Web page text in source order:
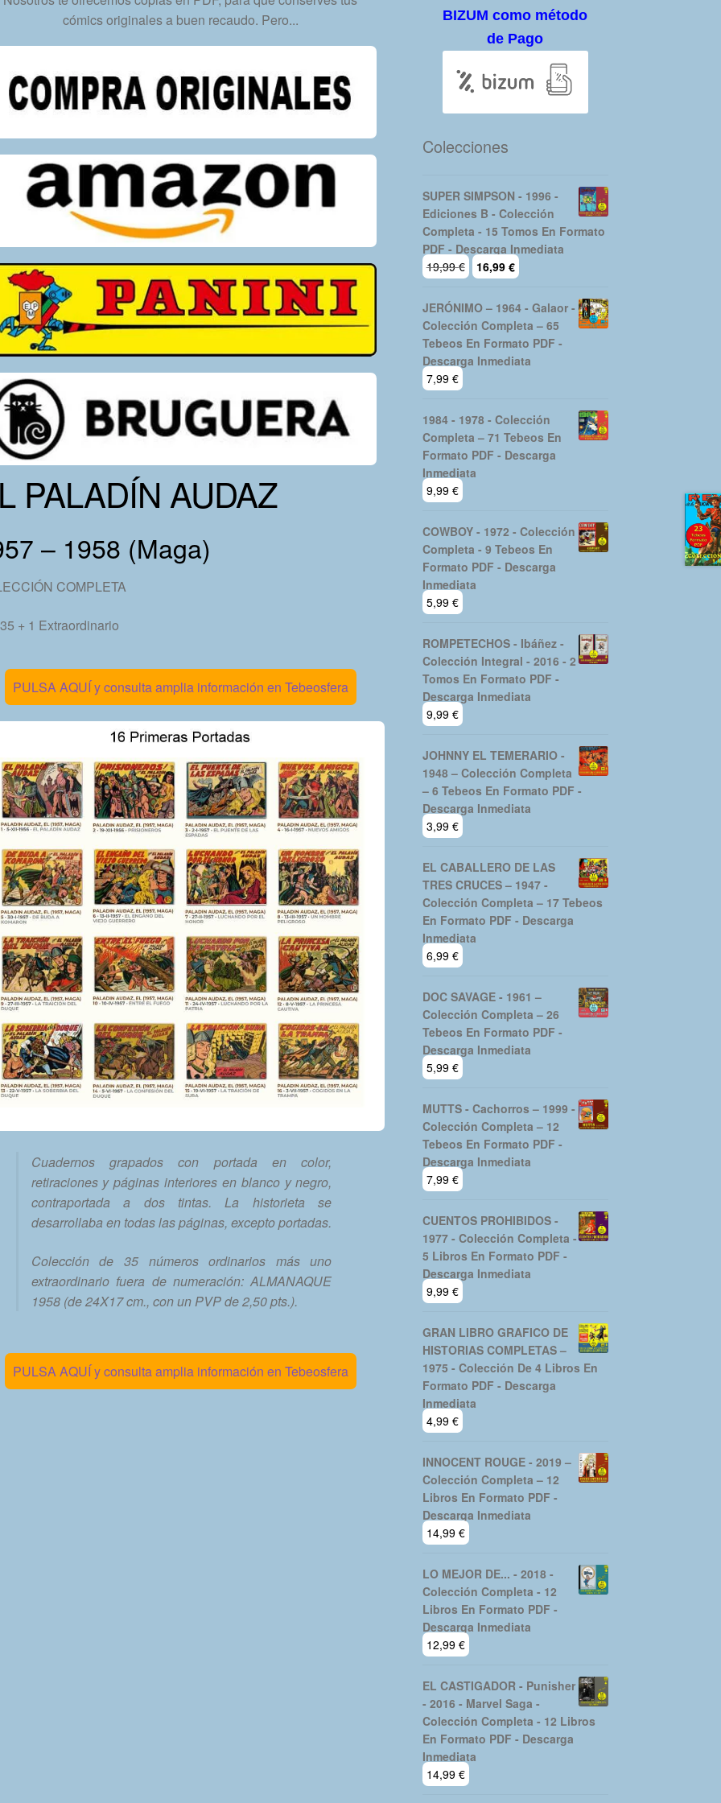
Inmediata
cantidad
cómics originales a buen recaudo. Pero...
PALADÍN AUDAZ
– 1958 (Maga)
COMPLETA
+ 1 Extraordinario
PULSA AQUÍ y consulta amplia información en Tebeosfera
Cuadernos grapados con portada en color,
retiraciones y páginas interiores en blanco y negro,
contraportada a dos tintas. La historieta se
desarrollaba en todas las páginas, excepto portadas.
Colección de 35 números ordinarios más uno
extraordinario fuera de numeración: ALMANAQUE
1958 (de 24X17 cm., con un PVP de 2,50 pts.).
PULSA AQUÍ y consulta amplia información en Tebeosfera
BIZUM como método
de Pago
Colecciones
SUPER SIMPSON - 1996 -
Ediciones B - Colección
Completa - 15 Tomos En Formato
PDF - Descarga Inmediata
19,99€
El
precio
original
era:
19,99 €.
16,99 €
actual
es:
16,99 €.
JERÓNIMO – 1964 - Galaor -
Colección Completa – 65
Tebeos En Formato PDF -
Descarga Inmediata
7,99 €
1984 - 1978 - Colección
Completa – 71 Tebeos En
Formato PDF - Descarga
Inmediata
9,99 €
COWBOY - 1972 - Colección
Completa - 9 Tebeos En
Formato PDF - Descarga
Inmediata
5,99 €
ROMPETECHOS - Ibáñez -
Colección Integral - 2016 - 2
Tomos En Formato PDF -
Descarga Inmediata
9,99 €
JOHNNY EL TEMERARIO -
1948 – Colección Completa
– 6 Tebeos En Formato PDF -
Descarga Inmediata
3,99 €
EL CABALLERO DE LAS
TRES CRUCES – 1947 -
Colección Completa – 17 Tebeos
En Formato PDF - Descarga
Inmediata
6,99 €
DOC SAVAGE - 1961 –
Colección Completa – 26
Tebeos En Formato PDF -
Descarga Inmediata
5,99 €
MUTTS - Cachorros – 1999 -
Colección Completa – 12
Tebeos En Formato PDF -
Descarga Inmediata
7,99 €
CUENTOS PROHIBIDOS -
1977 - Colección Completa -
5 Libros En Formato PDF -
Descarga Inmediata
9,99 €
GRAN LIBRO GRAFICO DE
HISTORIAS COMPLETAS –
1975 - Colección De 4 Libros En
Formato PDF - Descarga
Inmediata
4,99 €
INNOCENT ROUGE - 2019 –
Colección Completa – 12
Libros En Formato PDF -
Descarga Inmediata
14,99 €
LO MEJOR DE... - 2018 -
Colección Completa - 12
Libros En Formato PDF -
Descarga Inmediata
12,99 €
EL CASTIGADOR - Punisher
- 2016 - Marvel Saga -
Colección Completa - 12 Libros
En Formato PDF - Descarga
Inmediata
14,99 €